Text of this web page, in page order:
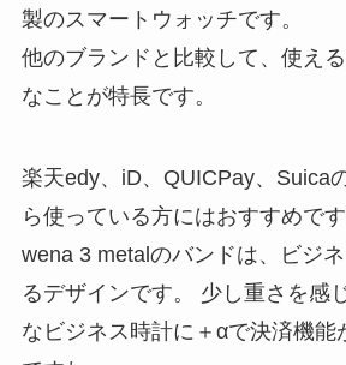
製のスマートウォッチです。
他のブランドと比較して、使え
なことが特長です。
楽天edy、iD、QUICPay、Suica
ら使っている方にはおすすめです
wena 3 metalのバンドは、ビジ
るデザインです。 少し重さを感
なビジネス時計に＋αで決済機能